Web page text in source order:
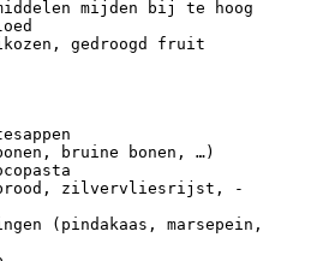
mijden bij te hoog
gedroogd fruit
bruine bonen, …)
brood, zilvervliesrijst, -
(pindakaas, marsepein,